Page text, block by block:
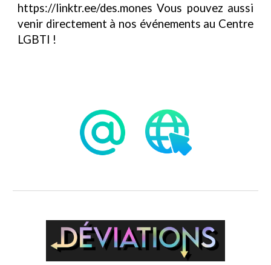
https://linktr.ee/des.mones Vous pouvez aussi
venir directement à nos événements au Centre
LGBTI !